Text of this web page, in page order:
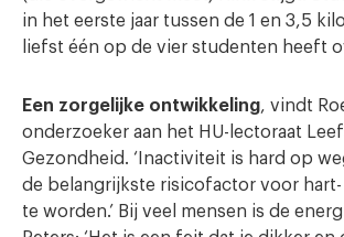
in het eerste jaar tussen de 1 en 3,5
liefst één op de vier studenten heeft
Een zorgelijke ontwikkeling, vindt
onderzoeker aan het HU-lectoraat
Gezondheid. ‘Inactiviteit is hard op
de belangrijkste risicofactor voor
te worden.’ Bij veel mensen is de